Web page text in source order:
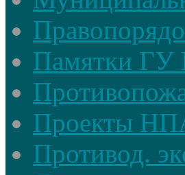
Памятки ГУ
Проекты
Противод.